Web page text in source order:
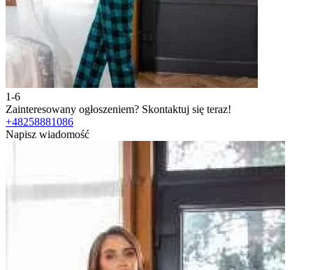
1-6
Zainteresowany ogłoszeniem? Skontaktuj się teraz!
+48258881086
Napisz wiadomość